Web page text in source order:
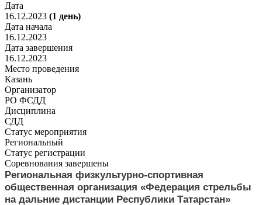
Дата
16.12.2023 (1 день)
Дата начала
16.12.2023
Дата завершения
16.12.2023
Место проведения
Казань
Организатор
РО ФСДД
Дисциплина
СДД
Статус мероприятия
Региональный
Статус регистрации
Соревнования завершены
Региональная физкультурно-спортивная
общественная организация «Федерация стрельбы
на дальние дистанции Республики Татарстан»